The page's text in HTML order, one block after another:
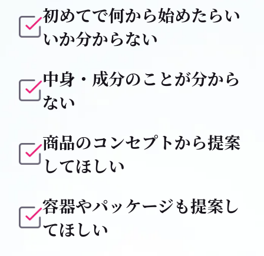
初めてで何から始めたらい
いか分からない
中身・成分のことが分から
ない
商品のコンセプトから提案
してほしい
容器やパッケージも提案し
てほしい